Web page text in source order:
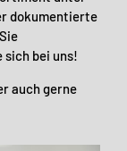
dokumentierte
sich bei uns!
auch gerne